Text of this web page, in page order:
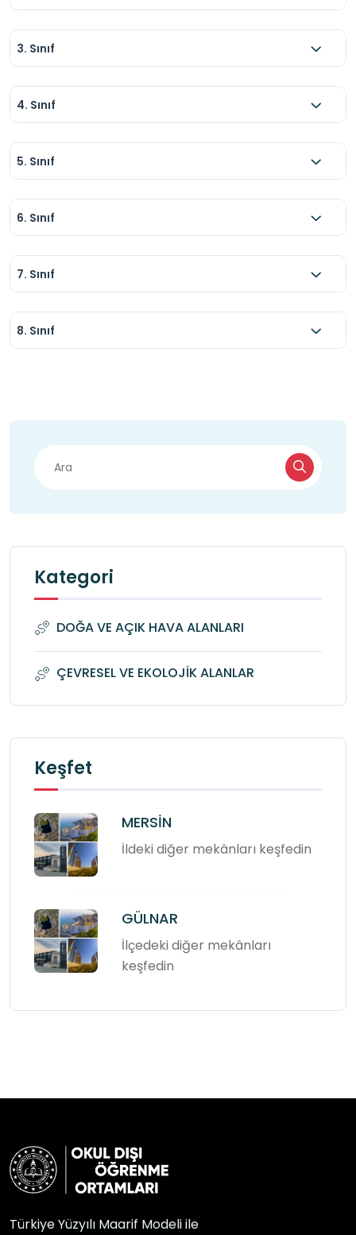
3. Sınıf
4. Sınıf
5. Sınıf
6. Sınıf
7. Sınıf
8. Sınıf
Kategori
DOĞA VE AÇIK HAVA ALANLARI
ÇEVRESEL VE EKOLOJİK ALANLAR
Keşfet
MERSİN
İldeki diğer mekânları keşfedin
GÜLNAR
İlçedeki diğer mekânları
keşfedin
Türkiye Yüzyılı Maarif Modeli ile